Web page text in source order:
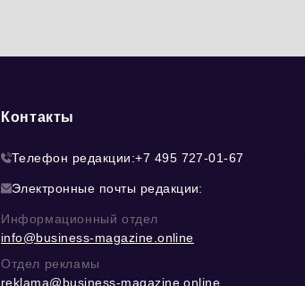
Контакты
Телефон редакции:+7 495 727-01-67
Электронные почты редакции:
Информационный отдел
info@business-magazine.online
Отдел рекламы
reklama@business-magazine.online